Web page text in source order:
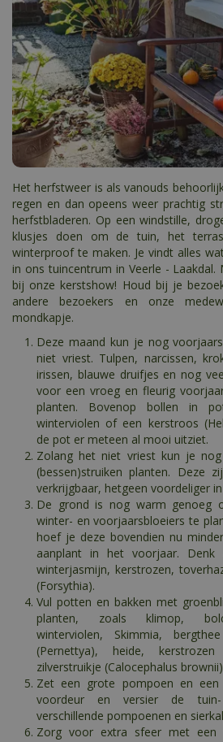
Het herfstweer is als vanouds
regen en dan opeens weer prachtig
herfstbladeren. Op een windstille,
klusjes doen om de tuin, het
winterproof te maken. Je vindt alles
in ons tuincentrum in Veerle -
bij onze kerstshow! Houd bij je
andere bezoekers en onze
mondkapje.
Deze maand kun je nog
niet vriest. Tulpen, narcissen,
irissen, blauwe druifjes en nog
voor een vroeg en fleurig
planten. Bovenop bollen in
winterviolen of een kerstroos
de pot er meteen al mooi uitziet.
Zolang het niet vriest kun je
(bessen)struiken planten. Deze
verkrijgbaar, hetgeen voordeliger
De grond is nog warm genoeg
winter- en voorjaarsbloeiers te
hoef je deze bovendien nu
aanplant in het voorjaar. Denk
winterjasmijn, kerstrozen,
(Forsythia).
Vul potten en bakken met
planten, zoals klimop,
winterviolen, Skimmia,
(Pernettya), heide,
zilverstruikje (Calocephalus
Zet een grote pompoen en
voordeur en versier de
verschillende pompoenen en
Zorg voor extra sfeer met een